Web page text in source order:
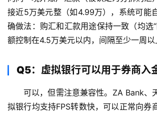
接近5万美元整（如4.99万），系统可能
确做法：购汇和汇款用途保持一致（均选
额控制在4.5万美元以内，间隔至少一周以
Q5：虚拟银行可以用于券商入
可以，但需注意兼容性。ZA Bank、
拟银行均支持FPS转数快，可以正常向券